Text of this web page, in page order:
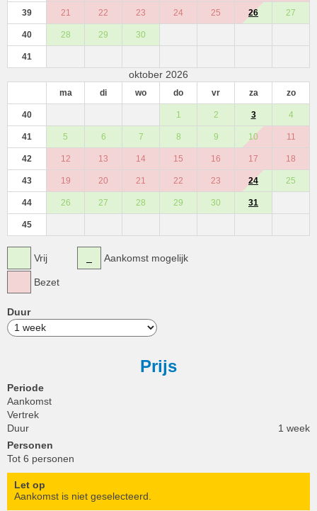
39 21 22 23 24 25 26 27
40 28 29 30
41
oktober 2026
ma di wo do vr za zo
40 1 2 3 4
41 5 6 7 8 9 10 11
42 12 13 14 15 16 17 18
43 19 20 21 22 23 24 25
44 26 27 28 29 30 31
45
Vrij
Bezet
Aankomst mogelijk
Duur
Prijs
Periode
Aankomst
Vertrek
Duur
1 week
Personen
Tot 6 personen
Let op
Aankomst is niet geselecteerd.